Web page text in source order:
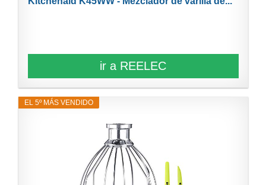
ir a REELEC
EL 5º MÁS VENDIDO